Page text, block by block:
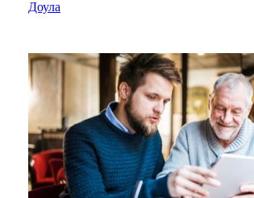
Доула